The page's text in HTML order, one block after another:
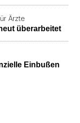
Ärzte
überarbeitet
Einbußen